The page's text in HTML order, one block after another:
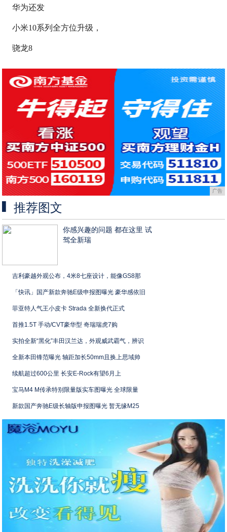
华为还发
小米10系列全方位升级，
骁龙8
广告
推荐图文
你感兴趣的问题 都在这里 试
驾全新瑞
吉利豪越外观公布，4米8七座设计，能像GS8那
「快讯」国产新款奔驰E级申报图曝光 豪华感依旧
菲亚特人气王小皮卡 Strada 全新换代正式
首推1.5T 手动/CVT豪华型 奇瑞瑞虎7购
实拍全新“黑化”丰田汉兰达，外观威武霸气，辨识
全新本田锋范曝光 轴距加长50mm且换上思域帅
续航超过600公里 长安E-Rock有望6月上
宝马M4 M传承特别限量版实车图曝光 全球限量
新款国产奔驰E级长轴版申报图曝光 暂无缘M25